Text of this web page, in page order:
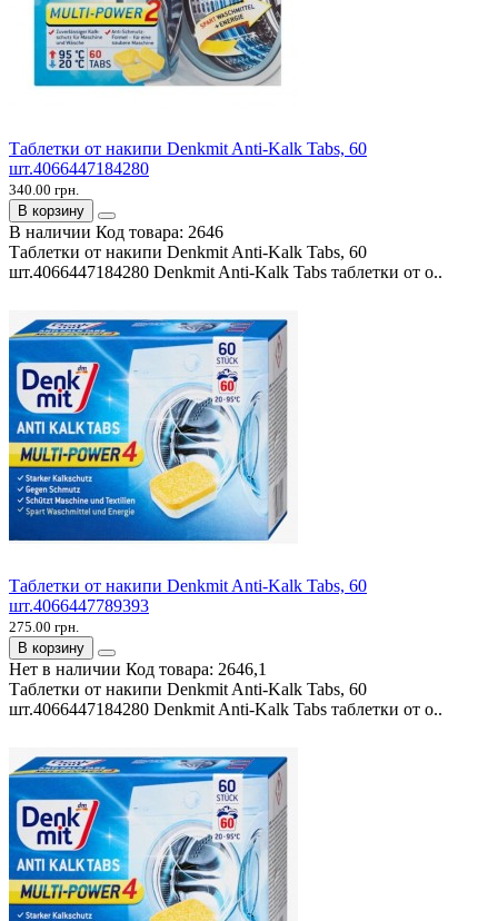
Таблетки от накипи Denkmit Anti-Kalk Tabs, 60
шт.4066447184280
340.00 грн.
В корзину
В наличии Код товара: 2646
Таблетки от накипи Denkmit Anti-Kalk Tabs, 60
шт.4066447184280 Denkmit Anti-Kalk Tabs таблетки от о..
Таблетки от накипи Denkmit Anti-Kalk Tabs, 60
шт.4066447789393
275.00 грн.
В корзину
Нет в наличии Код товара: 2646,1
Таблетки от накипи Denkmit Anti-Kalk Tabs, 60
шт.4066447184280 Denkmit Anti-Kalk Tabs таблетки от о..